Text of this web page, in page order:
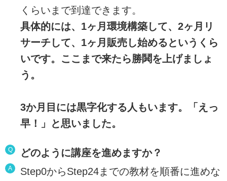
くらいまで到達できます。
具体的には、1ヶ月環境構築して、2ヶ月リ
サーチして、1ヶ月販売し始めるというくら
いです。ここまで来たら勝鬨を上げましょ
う。
3か月目には黒字化する人もいます。「えっ
早！」と思いました。
Q どのように講座を進めますか？
A
Step0からStep24までの教材を順番に進めな